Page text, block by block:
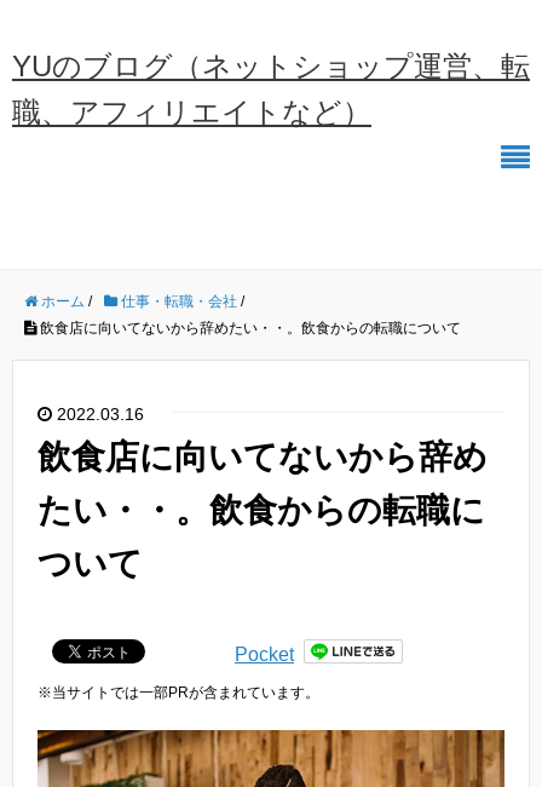
YUのブログ（ネットショップ運営、転
職、アフィリエイトなど）
ホーム / 仕事・転職・会社 /
飲食店に向いてないから辞めたい・・。飲食からの転職について
2022.03.16
飲食店に向いてないから辞め
たい・・。飲食からの転職に
ついて
Pocket
※当サイトでは一部PRが含まれています。